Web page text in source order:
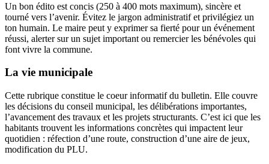
Un bon édito est concis (250 à 400 mots maximum), sincère et
tourné vers l’avenir. Évitez le jargon administratif et privilégiez un
ton humain. Le maire peut y exprimer sa fierté pour un événement
réussi, alerter sur un sujet important ou remercier les bénévoles qui
font vivre la commune.
La vie municipale
Cette rubrique constitue le coeur informatif du bulletin. Elle couvre
les décisions du conseil municipal, les délibérations importantes,
l’avancement des travaux et les projets structurants. C’est ici que les
habitants trouvent les informations concrètes qui impactent leur
quotidien : réfection d’une route, construction d’une aire de jeux,
modification du PLU.